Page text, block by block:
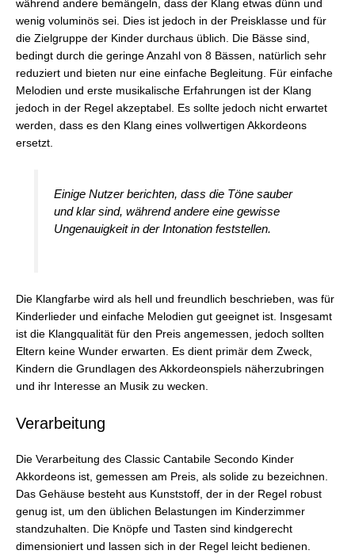
während andere bemängeln, dass der Klang etwas dünn und
wenig voluminös sei. Dies ist jedoch in der Preisklasse und für
die Zielgruppe der Kinder durchaus üblich. Die Bässe sind,
bedingt durch die geringe Anzahl von 8 Bässen, natürlich sehr
reduziert und bieten nur eine einfache Begleitung. Für einfache
Melodien und erste musikalische Erfahrungen ist der Klang
jedoch in der Regel akzeptabel. Es sollte jedoch nicht erwartet
werden, dass es den Klang eines vollwertigen Akkordeons
ersetzt.
Einige Nutzer berichten, dass die Töne sauber
und klar sind, während andere eine gewisse
Ungenauigkeit in der Intonation feststellen.
Die Klangfarbe wird als hell und freundlich beschrieben, was für
Kinderlieder und einfache Melodien gut geeignet ist. Insgesamt
ist die Klangqualität für den Preis angemessen, jedoch sollten
Eltern keine Wunder erwarten. Es dient primär dem Zweck,
Kindern die Grundlagen des Akkordeonspiels näherzubringen
und ihr Interesse an Musik zu wecken.
Verarbeitung
Die Verarbeitung des Classic Cantabile Secondo Kinder
Akkordeons ist, gemessen am Preis, als solide zu bezeichnen.
Das Gehäuse besteht aus Kunststoff, der in der Regel robust
genug ist, um den üblichen Belastungen im Kinderzimmer
standzuhalten. Die Knöpfe und Tasten sind kindgerecht
dimensioniert und lassen sich in der Regel leicht bedienen.